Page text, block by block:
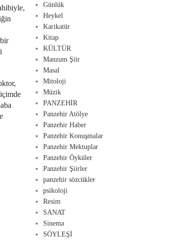
Günlük
Heykel
Karikatür
Kitap
KÜLTÜR
Manzum Şiir
Masal
Mitoloji
Müzik
PANZEHİR
Panzehir Atölye
Panzehir Haber
Panzehir Konuşmalar
Panzehir Mektuplar
Panzehir Öyküler
Panzehir Şiirler
panzehir sözcükler
psikoloji
Resim
SANAT
Sinema
SÖYLEŞİ